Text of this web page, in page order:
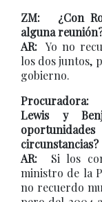
ZM: ¿Con
alguna
AR: Yo no
los dos juntos,
gobierno.
Procuradora:
Lewis y
circunstancias?
AR:
Si los
ministro de la
no recuerdo